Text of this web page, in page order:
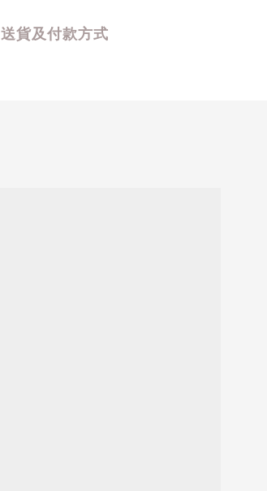
送貨及付款方式